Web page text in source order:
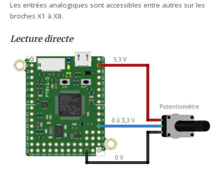
Les entrées analogiques sont accessibles entre autres sur les
broches X1 à X8.
Lecture directe